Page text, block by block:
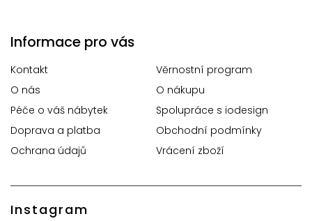
Informace pro vás
Kontakt
Věrnostní program
O nás
O nákupu
Péče o váš nábytek
Spolupráce s iodesign
Doprava a platba
Obchodní podmínky
Ochrana údajů
Vrácení zboží
Instagram